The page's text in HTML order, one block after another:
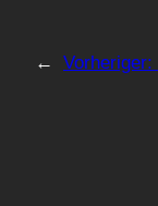
← Vorheriger: